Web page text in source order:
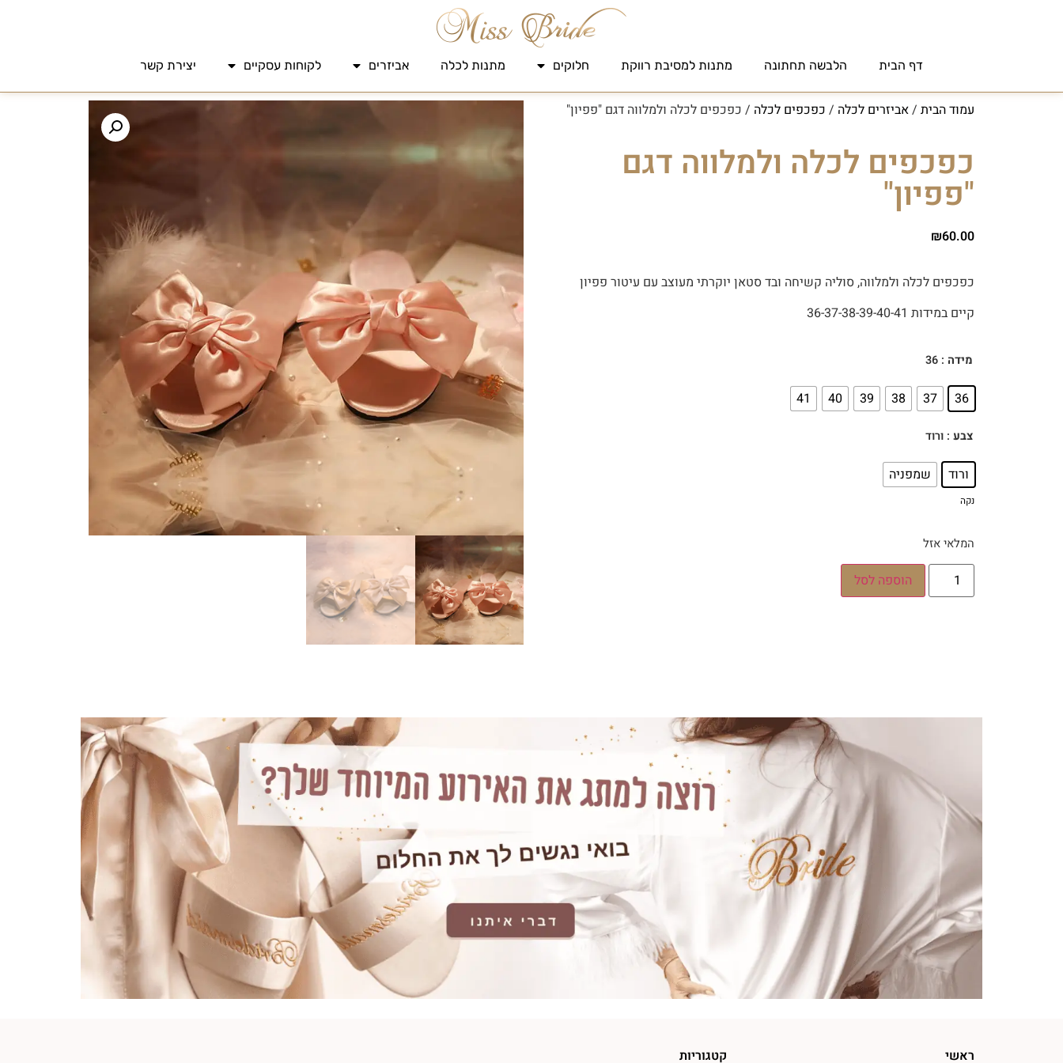
דף הבית הלבשה תחתונה מתנות למסיבת רווקת חלוקים מתנות לכלה אביזרים לקוחות עסקיים יצירת קשר
עמוד הבית /אביזרים לכלה / כפכפים לכלה / כפכפים לכלה ולמלווה דגם "פפיון"
כפכפים לכלה ולמלווה דגם
"פפיון"
₪60.00
כפכפים לכלה ולמלווה, סוליה קשיחה ובד סטאן יוקרתי מעוצב עם עיטור פפיון
קיים במידות 36-37-38-39-40-41
מידה : 36
36
37
38
39
40
41
צבע : ורוד
ורוד שמפניה
נקה
המלאי אזל
הוספה לסל
ראשי קטגוריות